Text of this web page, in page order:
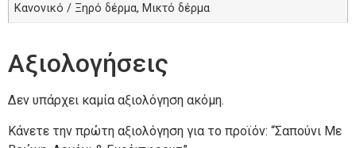
Κανονικό / Ξηρό δέρμα, Μικτό δέρμα
Αξιολογήσεις
Δεν υπάρχει καμία αξιολόγηση ακόμη.
Κάνετε την πρώτη αξιολόγηση για το προϊόν: “Σαπούνι Με